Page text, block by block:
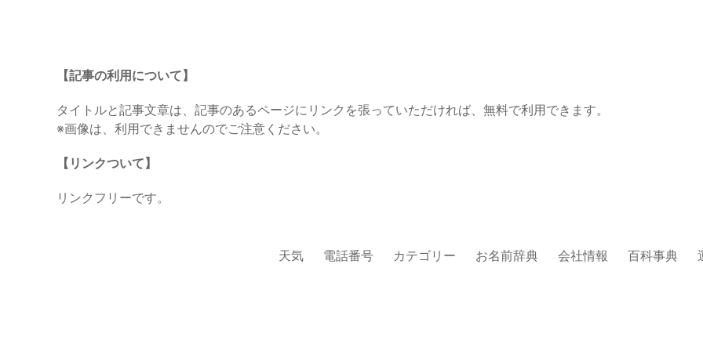
【記事の利用について】
タイトルと記事文章は、記事のあるページにリンクを張っていただければ、無料で利用できます。
※画像は、利用できませんのでご注意ください。
【リンクついて】
リンクフリーです。
天気 電話番号 カテゴリー お名前辞典 会社情報 百科事典